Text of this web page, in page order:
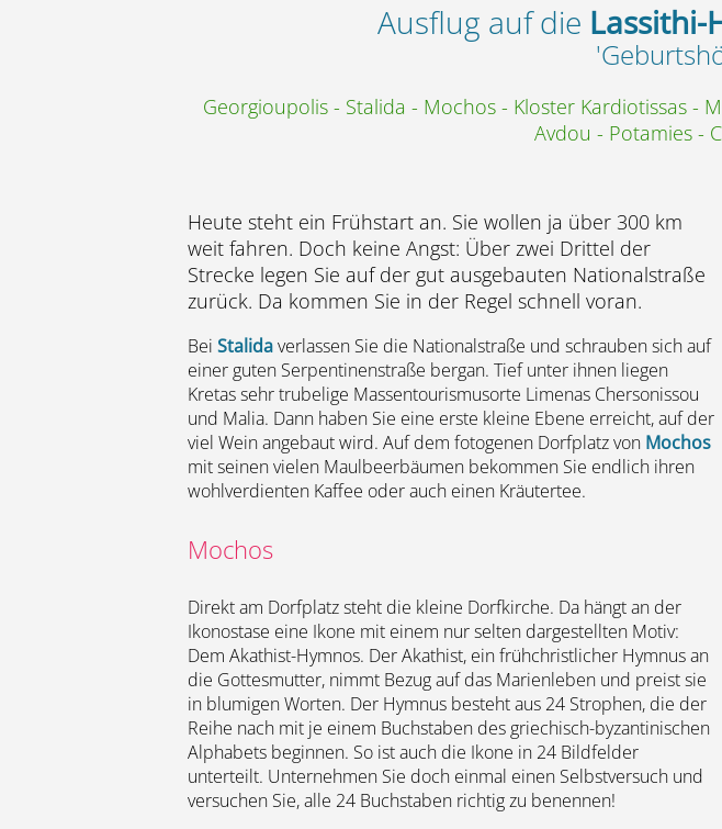
Ausflug auf die Lassithi-
Georgioupolis - Stalida - Mochos - Kloster Kardiotissas -
Avdou - Potamies -
Heute steht ein Frühstart an. Sie wollen ja über 300 km
weit fahren. Doch keine Angst: Über zwei Drittel der
Strecke legen Sie auf der gut ausgebauten Nationalstraße
zurück. Da kommen Sie in der Regel schnell voran.
BeiStalidaverlassen Sie die Nationalstraße und schrauben sich auf
einer guten Serpentinenstraße bergan. Tief unter ihnen liegen
Kretas sehr trubelige Massentourismusorte Limenas Chersonissou
und Malia. Dann haben Sie eine erste kleine Ebene erreicht, auf der
viel Wein angebaut wird. Auf dem fotogenen Dorfplatz von Mochos
mit seinen vielen Maulbeerbäumen bekommen Sie endlich ihren
wohlverdienten Kaffee oder auch einen Kräutertee.
Mochos
Direkt am Dorfplatz steht die kleine Dorfkirche. Da hängt an der
Ikonostase eine Ikone mit einem nur selten dargestellten Motiv:
Dem Akathist-Hymnos. Der Akathist, ein frühchristlicher Hymnus an
die Gottesmutter, nimmt Bezug auf das Marienleben und preist sie
in blumigen Worten. Der Hymnus besteht aus 24 Strophen, die der
Reihe nach mit je einem Buchstaben des griechisch-byzantinischen
Alphabets beginnen. So ist auch die Ikone in 24 Bildfelder
unterteilt. Unternehmen Sie doch einmal einen Selbstversuch und
versuchen Sie, alle 24 Buchstaben richtig zu benennen!